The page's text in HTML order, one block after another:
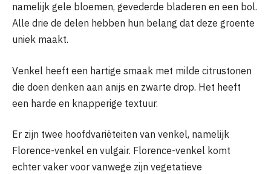
namelijk gele bloemen, gevederde bladeren en een bol.
Alle drie de delen hebben hun belang dat deze groente
uniek maakt.
Venkel heeft een hartige smaak met milde citrustonen
die doen denken aan anijs en zwarte drop. Het heeft
een harde en knapperige textuur.
Er zijn twee hoofdvariëteiten van venkel, namelijk
Florence-venkel en vulgair. Florence-venkel komt
echter vaker voor vanwege zijn vegetatieve